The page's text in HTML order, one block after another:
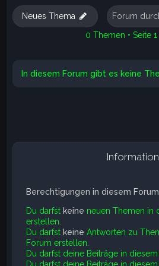
Neues Thema
0 Themen • Seite 1
In diesem Forum gibt es keine
Information
Berechtigungen in diesem Forum
Du darfstkeine neuen Themen in
erstellen.
Du darfstkeine Antworten zu
Forum erstellen.
Du darfst deine Beiträge in
Du darfst deine Beiträge in